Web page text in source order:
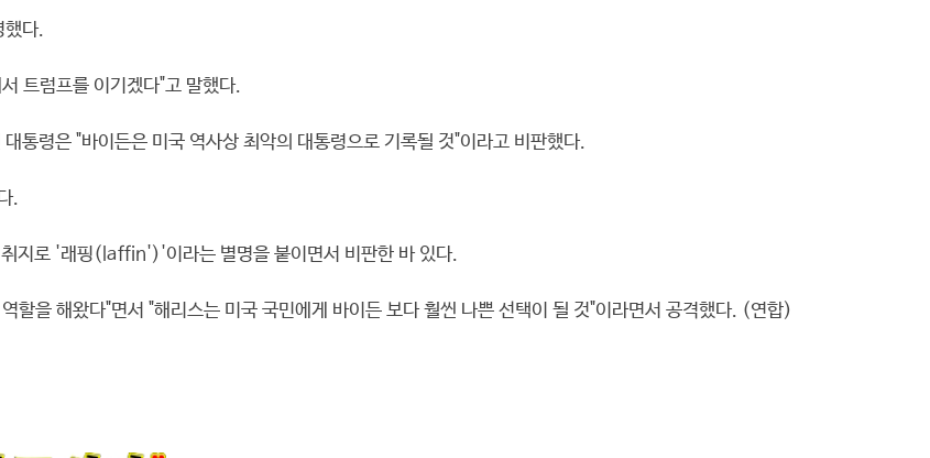
했다.
트럼프를 이기겠다"고 말했다.
통령은 "바이든은 미국 역사상 최악의 대통령으로 기록될 것"이라고 비판했다.
.
지로 '래핑(laffin')'이라는 별명을 붙이면서 비판한 바 있다.
할을 해왔다"면서 "해리스는 미국 국민에게 바이든 보다 훨씬 나쁜 선택이 될 것"이라면서 공격했다. (연합)